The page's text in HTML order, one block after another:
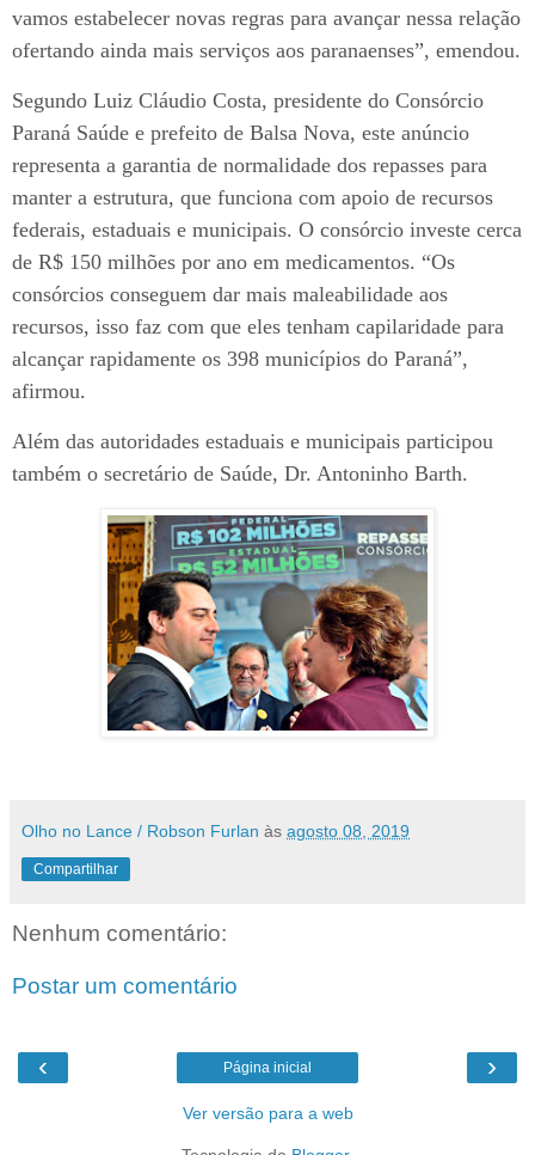
vamos estabelecer novas regras para avançar nessa relação
ofertando ainda mais serviços aos paranaenses”, emendou.
Segundo Luiz Cláudio Costa, presidente do Consórcio
Paraná Saúde e prefeito de Balsa Nova, este anúncio
representa a garantia de normalidade dos repasses para
manter a estrutura, que funciona com apoio de recursos
federais, estaduais e municipais. O consórcio investe cerca
de R$ 150 milhões por ano em medicamentos. “Os
consórcios conseguem dar mais maleabilidade aos
recursos, isso faz com que eles tenham capilaridade para
alcançar rapidamente os 398 municípios do Paraná”,
afirmou.
Além das autoridades estaduais e municipais participou
também o secretário de Saúde, Dr. Antoninho Barth.
Olho no Lance / Robson Furlan às agosto 08, 2019
Compartilhar
Nenhum comentário:
Postar um comentário
‹ ›
Página inicial
Ver versão para a web